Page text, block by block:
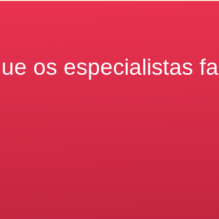
os especialistas